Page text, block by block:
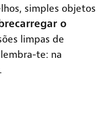
simples objetos
o
limpas de
te: na